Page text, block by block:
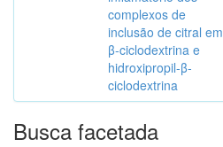
complexos de
inclusão de citral em
β-ciclodextrina e
hidroxipropil-β-
ciclodextrina
Busca facetada